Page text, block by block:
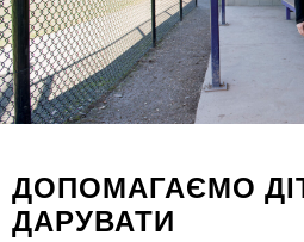
ДОПОМАГАЄМО
ДАРУВАТИ